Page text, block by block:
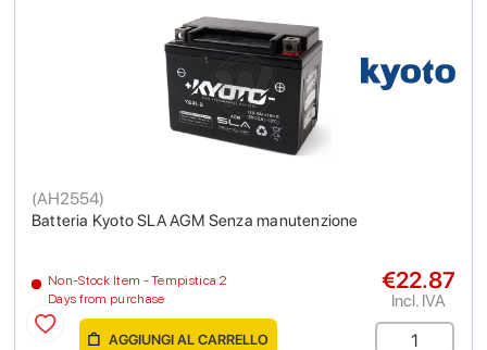
Batteria Kyoto SLA AGM Senza manutenzione
(AH2554)
Non-Stock Item - Tempistica 2
Days from purchase
€22.87
Incl. IVA
AGGIUNGI AL CARRELLO